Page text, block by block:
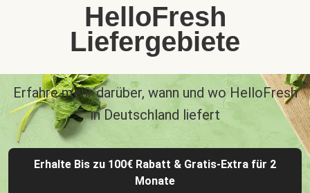
HelloFresh
Liefergebiete
Erfahre mehr darüber, wann und wo HelloFresh
in Deutschland liefert
Erhalte Bis zu 100€ Rabatt & Gratis-Extra für 2
Monate